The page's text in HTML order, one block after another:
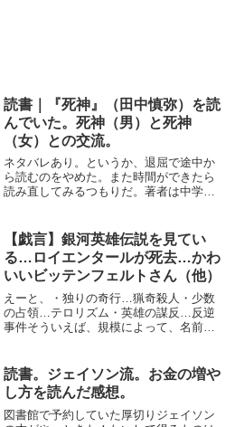
読書｜『死神』（田中慎弥）を読
んでいた。死神（男）と死神
（女）との交流。
ネタバレあり。というか、退屈で途中か
ら読むのをやめた。また時間ができたら
読み直してみるつもりだ。著者は中学二
との対話や、死に関する考察がリアルな
描写で語られている。前半...
【戯言】銀河英雄伝説を見てい
る…ロイエンタールが死去…かわ
いいビッテンフェルトさん（他）
えーと、・独りの奇行…猟奇殺人・少数
の占領…テロリズム・英雄の謀反…反逆
事件そういえば、規模によって、名前が
かなぁ。銀河英雄伝説を見ているが、ロ
イエンタールの死去があっ...
読書。ジェイソン流。お金の増や
し方を読んだ感想。
図書館で予約していた厚切りジェイソン